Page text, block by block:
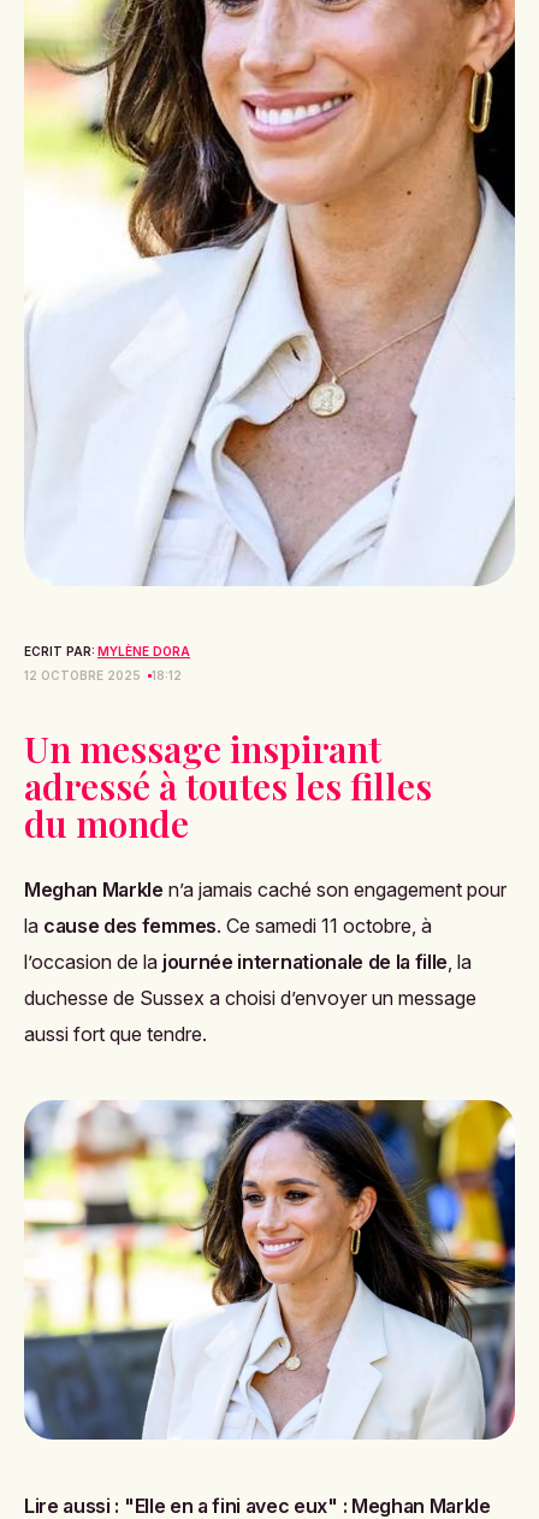
ECRIT PAR: MYLÈNE DORA
12 OCTOBRE 2025
18:12
Un message inspirant
adressé à toutes les filles
du monde
Meghan Markle n’a jamais caché son engagement pour
la cause des femmes. Ce samedi 11 octobre, à
l’occasion de la journée internationale de la fille, la
duchesse de Sussex a choisi d’envoyer un message
aussi fort que tendre.
Lire aussi : "Elle en a fini avec eux" : Meghan Markle